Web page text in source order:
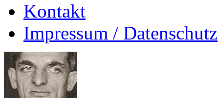
Kontakt
Impressum / Datenschutz